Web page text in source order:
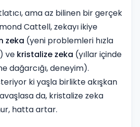
ama az bilinen bir gerçek
Cattell, zekayı ikiye
zeka (yeni problemleri hızla
ve kristalize zeka (yıllar içinde
dağarcığı, deneyim).
ki yaşla birlikte akışkan
da, kristalize zeka
hatta artar.